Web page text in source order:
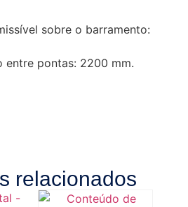
sobre o barramento:
entre pontas: 2200 mm.
relacionados